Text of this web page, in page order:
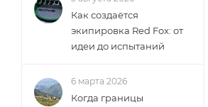
Как создаётся
экипировка Red Fox: от
идеи до испытаний
6 марта 2026
Когда границы